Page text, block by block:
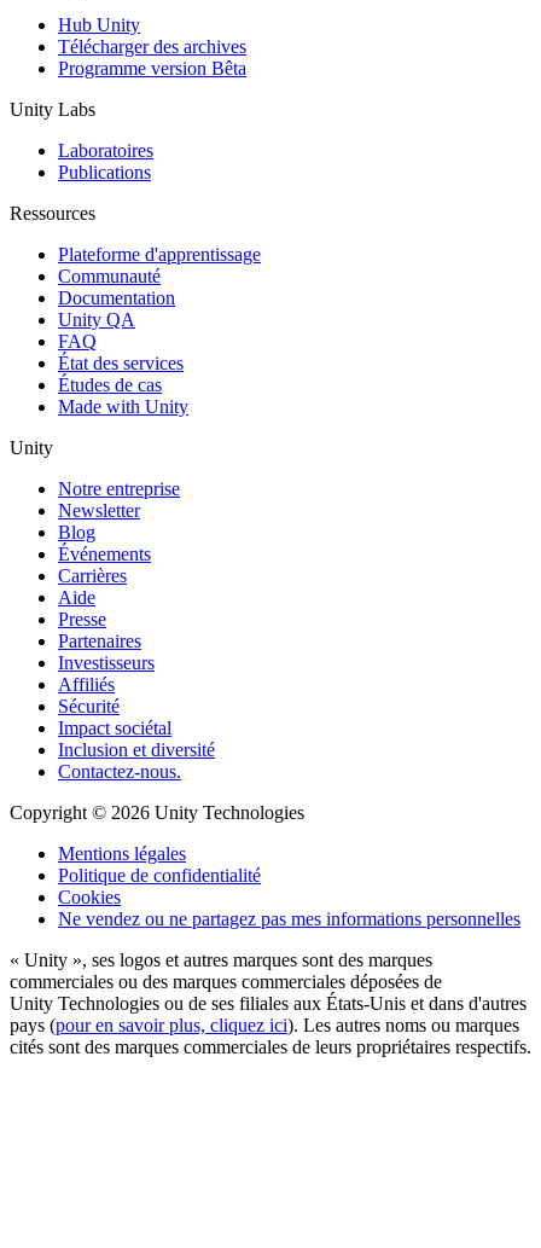
Hub Unity
Télécharger des archives
Programme version Bêta
Unity Labs
Laboratoires
Publications
Ressources
Plateforme d'apprentissage
Communauté
Documentation
Unity QA
FAQ
État des services
Études de cas
Made with Unity
Unity
Notre entreprise
Newsletter
Blog
Événements
Carrières
Aide
Presse
Partenaires
Investisseurs
Affiliés
Sécurité
Impact sociétal
Inclusion et diversité
Contactez-nous.
Copyright © 2026 Unity Technologies
Mentions légales
Politique de confidentialité
Cookies
Ne vendez ou ne partagez pas mes informations personnelles
« Unity », ses logos et autres marques sont des marques
commerciales ou des marques commerciales déposées de
Unity Technologies ou de ses filiales aux États-Unis et dans d'autres
pays (pour en savoir plus, cliquez ici). Les autres noms ou marques
cités sont des marques commerciales de leurs propriétaires respectifs.